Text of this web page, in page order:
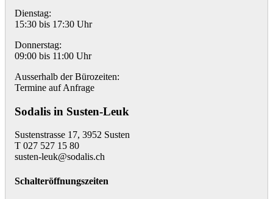
Dienstag:
15:30 bis 17:30 Uhr
Donnerstag:
09:00 bis 11:00 Uhr
Ausserhalb der Bürozeiten:
Termine auf Anfrage
Sodalis in Susten-Leuk
Sustenstrasse 17, 3952 Susten
T 027 527 15 80
susten-leuk@sodalis.ch
Schalteröffnungszeiten